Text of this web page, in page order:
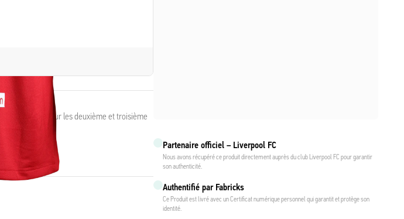
de livraison pour les deuxième et troisième
Partenaire officiel – Liverpool FC
Nous avons récupéré ce produit directement auprès du club Liverpool FC pour garantir
son authenticité.
Authentifié par Fabricks
Ce Produit est livré avec un Certificat numérique personnel qui garantit et protège son
identité.